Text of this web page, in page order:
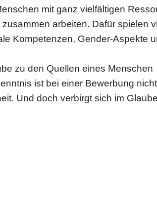
mit ganz viel­fäl­ti­gen
arbeiten. Dafür spielen
Kom­pe­ten­zen, Gender-Aspekte
zu den Quellen eines Menschen
ist bei einer Bewer­bung nicht
Und doch verbirgt sich im